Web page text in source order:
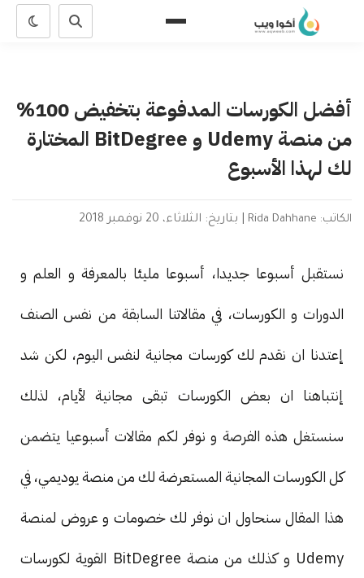
أفضل الكورسات المدفوعة بتخفيض 100%
من منصة Udemy و BitDegree المختارة
لك لهذا الأسبوع
الكاتب: Rida Dahhane بتاريخ: الثلاثاء، 20 نوفمبر 2018
نستقبل أسبوعا جديدا، أسبوعا مليئا بالمعرفة و العلم و
الدورات و الكورسات، في مقالاتنا السابقة من نفس الصنف
إعتدنا ان نقدم لك كورسات مجانية لنفس اليوم، لكن شد
إنتباهنا ان بعض الكورسات تبقى مجانية لأيام، لذلك
سنستغل هذه الفرصة و نوفر لكم مقالات أسبوعيا يتضمن
كل الكورسات المجانية المستعرضة لك من منصة يوديمي، في
هذا المقال سنحاول ان نوفر لك خصومات و عروض لمنصة
Udemy و كذلك من منصة BitDegree القوية لكورسات